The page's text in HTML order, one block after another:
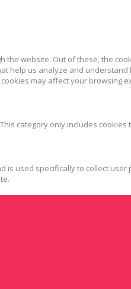
website. Out of these, the
help us analyze and
may affect your browsing
category only includes
used specifically to collect